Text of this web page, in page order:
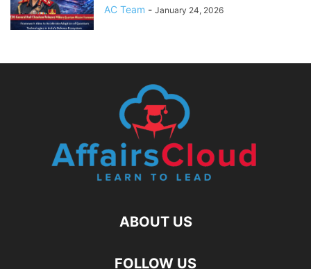
AC Team - January 24, 2026
ABOUT US
FOLLOW US